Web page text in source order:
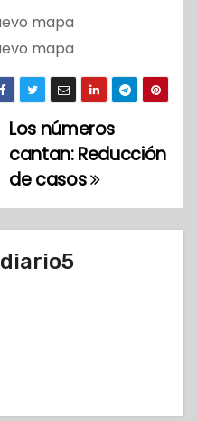
Los números
cantan: Reducción
de casos
diario5